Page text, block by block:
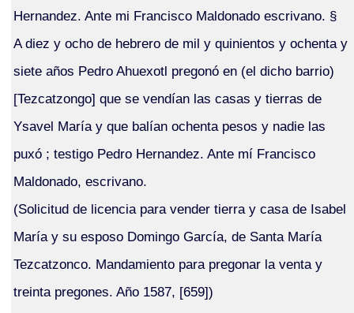
Hernandez. Ante mi Francisco Maldonado escrivano. §
A diez y ocho de hebrero de mil y quinientos y ochenta y
siete años Pedro Ahuexotl pregonó en (el dicho barrio)
[Tezcatzongo] que se vendían las casas y tierras de
Ysavel María y que balían ochenta pesos y nadie las
puxó ; testigo Pedro Hernandez. Ante mí Francisco
Maldonado, escrivano.
(Solicitud de licencia para vender tierra y casa de Isabel
María y su esposo Domingo García, de Santa María
Tezcatzonco. Mandamiento para pregonar la venta y
treinta pregones. Año 1587, [659])